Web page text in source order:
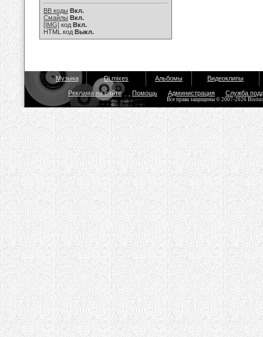
BB коды Вкл.
Смайлы Вкл.
[IMG] код Вкл.
HTML код Выкл.
Музыка Dj mixes Альбомы Видеоклипы
Реклама на сайте Помощь Администрация Служба
Все права защищены © 2007-2026